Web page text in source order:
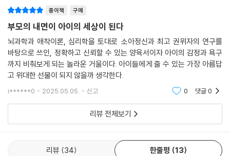
종이책 구매
부모의 내면이 아이의 세상이 된다
뇌과학과 애착이론, 심리학을 토대로 소아정신과 최고 권위자의 연구를
바탕으로 쓰인, 정확하고 신뢰할 수 있는 양육서이자 아이의 감정과 욕구
까지 비춰보게 되는 놀라운 거울이다. 아이들에게 줄 수 있는 가장 아름답
고 위대한 선물이 되지 않을까 생각한다.
i******0 2025.05.05. 신고 0 댓글0
리뷰 전체보기
리뷰 34 한줄평 13